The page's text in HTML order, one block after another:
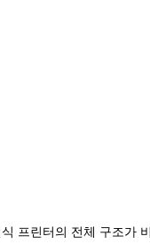
프린터의 전체 구조가